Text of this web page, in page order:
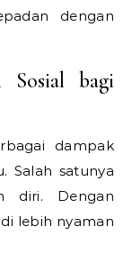
dengan
Sosial bagi
dampak
Salah satunya
diri. Dengan
lebih nyaman